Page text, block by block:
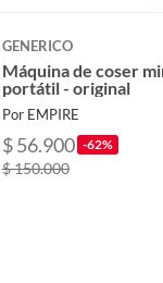
GENERICO
Máquina de coser
portátil - original
Por EMPIRE
$ 56.900 -62%
$ 150.000